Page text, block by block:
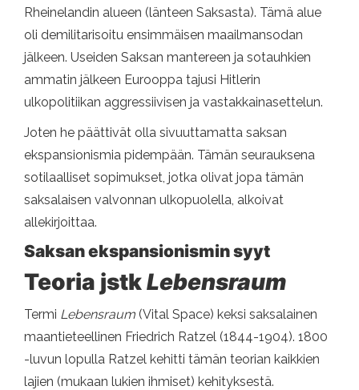
Rheinelandin alueen (länteen Saksasta). Tämä alue
oli demilitarisoitu ensimmäisen maailmansodan
jälkeen. Useiden Saksan mantereen ja sotauhkien
ammatin jälkeen Eurooppa tajusi Hitlerin
ulkopolitiikan aggressiivisen ja vastakkainasettelun.
Joten he päättivät olla sivuuttamatta saksan
ekspansionismia pidempään. Tämän seurauksena
sotilaalliset sopimukset, jotka olivat jopa tämän
saksalaisen valvonnan ulkopuolella, alkoivat
allekirjoittaa.
Saksan ekspansionismin syyt
Teoria jstkLebensraum
Termi Lebensraum (Vital Space) keksi saksalainen
maantieteellinen Friedrich Ratzel (1844-1904). 1800
-luvun lopulla Ratzel kehitti tämän teorian kaikkien
lajien (mukaan lukien ihmiset) kehityksestä.